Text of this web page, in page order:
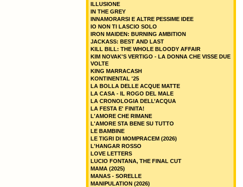
ILLUSIONE
IN THE GREY
INNAMORARSI E ALTRE PESSIME IDEE
IO NON TI LASCIO SOLO
IRON MAIDEN: BURNING AMBITION
JACKASS: BEST AND LAST
KILL BILL: THE WHOLE BLOODY AFFAIR
KIM NOVAK'S VERTIGO - LA DONNA CHE VISSE DUE
VOLTE
KING MARRACASH
KONTINENTAL '25
LA BOLLA DELLE ACQUE MATTE
LA CASA - IL ROGO DEL MALE
LA CRONOLOGIA DELL’ACQUA
LA FESTA E' FINITA!
L'AMORE CHE RIMANE
L'AMORE STA BENE SU TUTTO
LE BAMBINE
LE TIGRI DI MOMPRACEM (2026)
L'HANGAR ROSSO
LOVE LETTERS
LUCIO FONTANA, THE FINAL CUT
MAMA (2025)
MANAS - SORELLE
MANIPULATION (2026)